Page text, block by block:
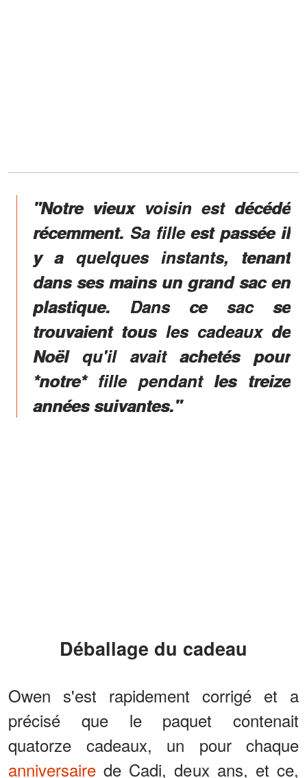
"Notre vieux voisin est décédé
récemment. Sa fille est passée il
y a quelques instants, tenant
dans ses mains un grand sac en
plastique. Dans ce sac se
trouvaient tous les cadeaux de
Noël qu'il avait achetés pour
*notre* fille pendant les treize
années suivantes."
Déballage du cadeau
Owen s'est rapidement corrigé et a
précisé que le paquet contenait
quatorze cadeaux, un pour chaque
anniversaire de Cadi, deux ans, et ce,